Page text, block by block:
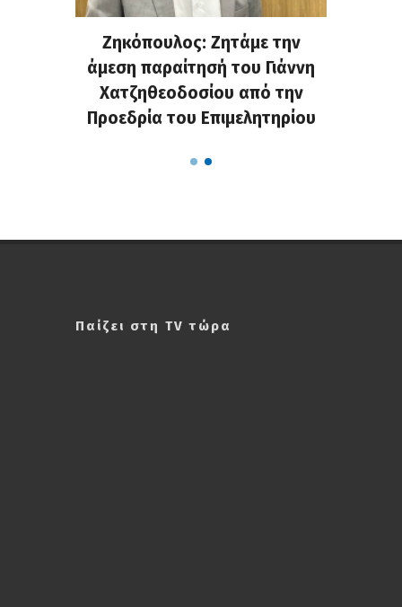
Ζηκόπουλος: Ζητάμε την
άμεση παραίτησή του Γιάννη
Χατζηθεοδοσίου από την
Προεδρία του Επιμελητηρίου
Παίζει στη TV τώρα